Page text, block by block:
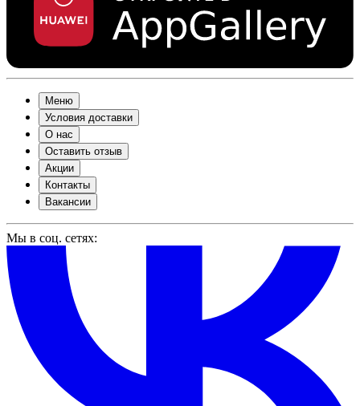
Меню
Условия доставки
О нас
Оставить отзыв
Акции
Контакты
Вакансии
Мы в соц. сетях: